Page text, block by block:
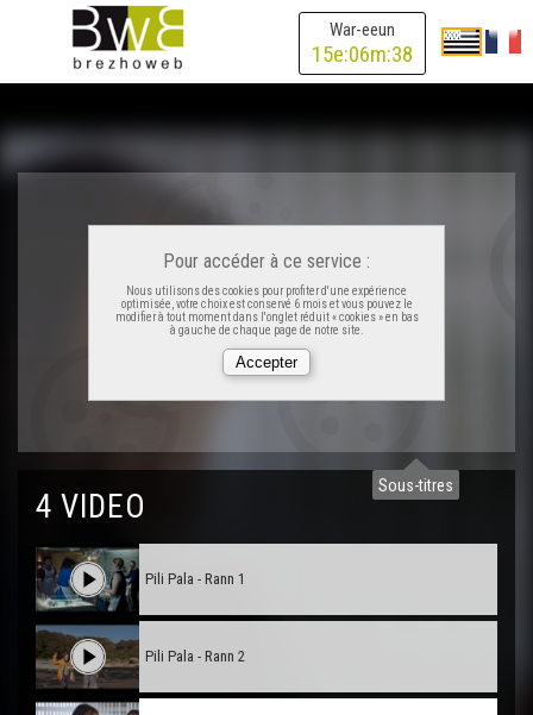
War-eeun
15e:06m:38
Sous-titres
Pour accéder à ce service :
Nous utilisons des cookies pour profiter d'une expérience
optimisée, votre choix est conservé 6 mois et vous pouvez le
modifier à tout moment dans l'onglet réduit « cookies » en bas
à gauche de chaque page de notre site.
4 VIDEO
Pili Pala - Rann 1
Pili Pala - Rann 2